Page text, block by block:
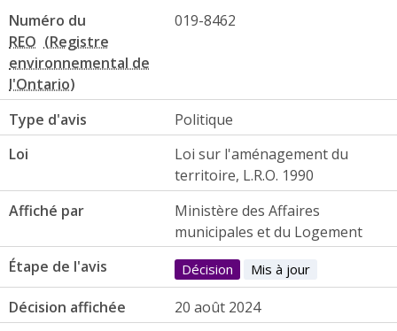
Numéro du
REO
019-8462
Type d'avis
Politique
Loi
Loi sur l'aménagement du
territoire, L.R.O. 1990
Affiché par
Ministère des Affaires
municipales et du Logement
Étape de l'avis
Décision Mis à jour
Décision affichée
20 août 2024